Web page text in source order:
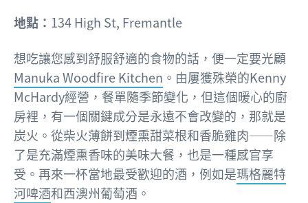
地點： 134 High St, Fremantle
想吃讓您感到舒服舒適的食物的話，便一定要光顧
Manuka Woodfire Kitchen 。由屢獲殊榮的Kenny
McHardy經營，餐單隨季節變化，但這個暖心的廚
房裡，有一個關鍵成分是永遠不會改變的，那就是
炭火。從柴火薄餅到煙熏甜菜根和香脆雞肉——除
了是充滿煙熏香味的美味大餐，也是一種感官享
受。再來一杯當地最受歡迎的酒，例如是瑪格麗特
河啤酒和西澳州葡萄酒。